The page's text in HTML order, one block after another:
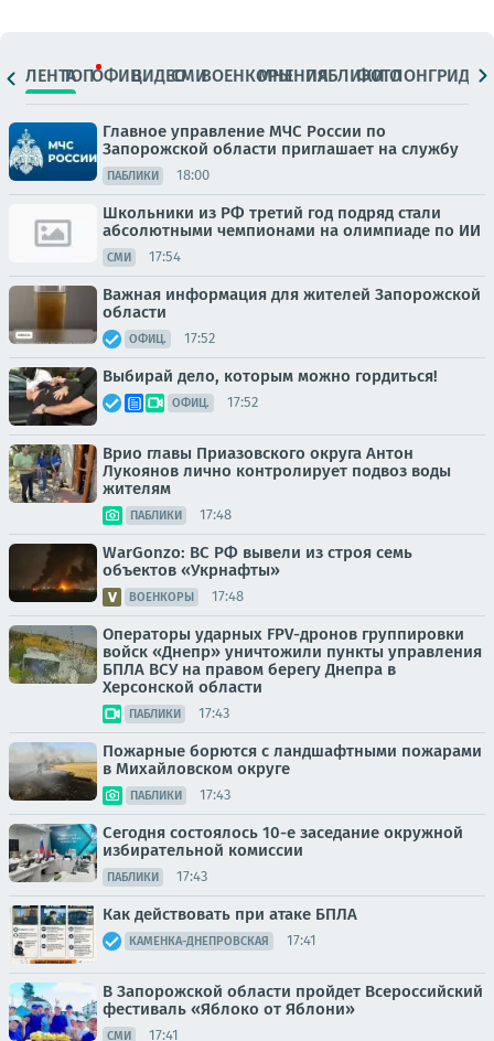
ЛЕНТАТОПОФИЦ.ВИДЕОСМИВОЕНКОРЫМНЕНИЯПАБЛИКИ
ФОТОЛОНГРИДЫ
Главное управление МЧС России по
Запорожской области приглашает на службу
ПАБЛИКИ 18:00
Школьники из РФ третий год подряд стали
абсолютными чемпионами на олимпиаде по ИИ
СМИ 17:54
Важная информация для жителей Запорожской
области
ОФИЦ. 17:52
Выбирай дело, которым можно гордиться!
ОФИЦ. 17:52
Врио главы Приазовского округа Антон
Лукоянов лично контролирует подвоз воды
жителям
ПАБЛИКИ 17:48
WarGonzo: ВС РФ вывели из строя семь
объектов «Укрнафты»
ВОЕНКОРЫ 17:48
Операторы ударных FPV-дронов группировки
войск «Днепр» уничтожили пункты управления
БПЛА ВСУ на правом берегу Днепра в
Херсонской области
ПАБЛИКИ 17:43
Пожарные борются с ландшафтными пожарами
в Михайловском округе
ПАБЛИКИ 17:43
Сегодня состоялось 10-е заседание окружной
избирательной комиссии
ПАБЛИКИ 17:43
Как действовать при атаке БПЛА
КАМЕНКА-ДНЕПРОВСКАЯ 17:41
В Запорожской области пройдет Всероссийский
фестиваль «Яблоко от Яблони»
СМИ 17:41